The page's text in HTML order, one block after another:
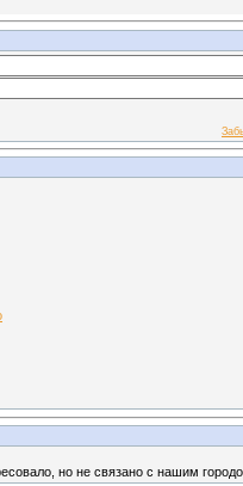
но не связано с нашим